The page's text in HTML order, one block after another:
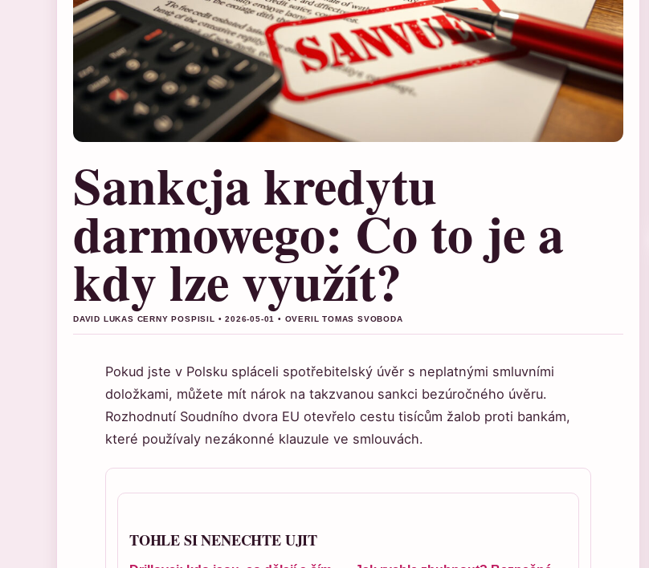
Sankcja kredytu
darmowego: Co to je a
kdy lze využít?
DAVID LUKAS CERNY POSPISIL • 2026-05-01 • OVERIL TOMAS SVOBODA
Pokud jste v Polsku spláceli spotřebitelský úvěr s neplatnými smluvními
doložkami, můžete mít nárok na takzvanou sankci bezúročného úvěru.
Rozhodnutí Soudního dvora EU otevřelo cestu tisícům žalob proti bankám,
které používaly nezákonné klauzule ve smlouvách.
TOHLE SI NENECHTE UJIT